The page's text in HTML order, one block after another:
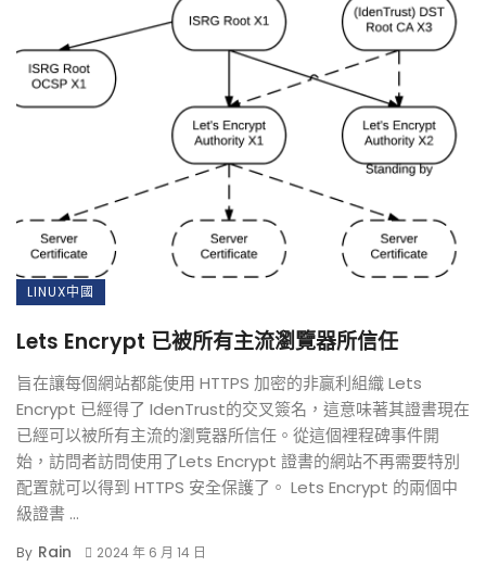
LINUX中國
Lets Encrypt 已被所有主流瀏覽器所信任
旨在讓每個網站都能使用 HTTPS 加密的非贏利組織 Lets
Encrypt 已經得了 IdenTrust的交叉簽名，這意味著其證書現在
已經可以被所有主流的瀏覽器所信任。從這個裡程碑事件開
始，訪問者訪問使用了Lets Encrypt 證書的網站不再需要特別
配置就可以得到 HTTPS 安全保護了。 Lets Encrypt 的兩個中
級證書 ...
By Rain 2024 年 6 月 14 日